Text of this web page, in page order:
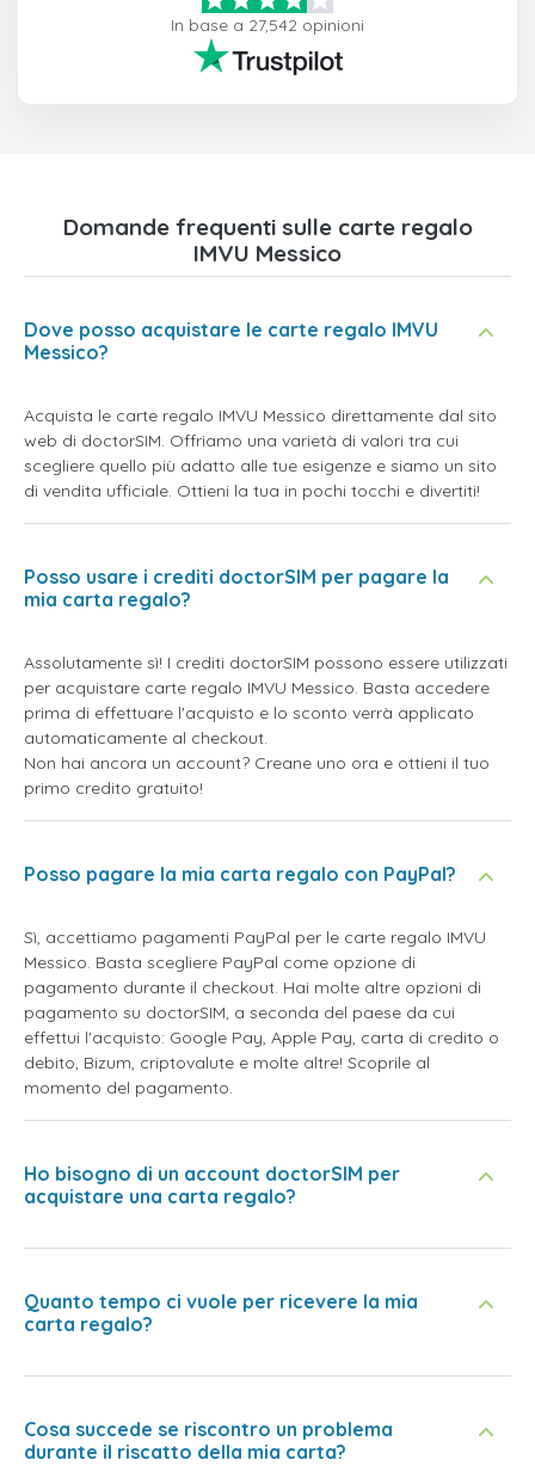
In base a 27,542 opinioni
Domande frequenti sulle carte regalo
IMVU Messico
Dove posso acquistare le carte regalo IMVU
Messico?
Acquista le carte regalo IMVU Messico direttamente dal sito
web di doctorSIM. Offriamo una varietà di valori tra cui
scegliere quello più adatto alle tue esigenze e siamo un sito
di vendita ufficiale. Ottieni la tua in pochi tocchi e divertiti!
Posso usare i crediti doctorSIM per pagare la
mia carta regalo?
Assolutamente sì! I crediti doctorSIM possono essere utilizzati
per acquistare carte regalo IMVU Messico. Basta accedere
prima di effettuare l'acquisto e lo sconto verrà applicato
automaticamente al checkout.
Non hai ancora un account? Creane uno ora e ottieni il tuo
primo credito gratuito!
Posso pagare la mia carta regalo con PayPal?
Sì, accettiamo pagamenti PayPal per le carte regalo IMVU
Messico. Basta scegliere PayPal come opzione di
pagamento durante il checkout. Hai molte altre opzioni di
pagamento su doctorSIM, a seconda del paese da cui
effettui l'acquisto: Google Pay, Apple Pay, carta di credito o
debito, Bizum, criptovalute e molte altre! Scoprile al
momento del pagamento.
Ho bisogno di un account doctorSIM per
acquistare una carta regalo?
Quanto tempo ci vuole per ricevere la mia
carta regalo?
Cosa succede se riscontro un problema
durante il riscatto della mia carta?